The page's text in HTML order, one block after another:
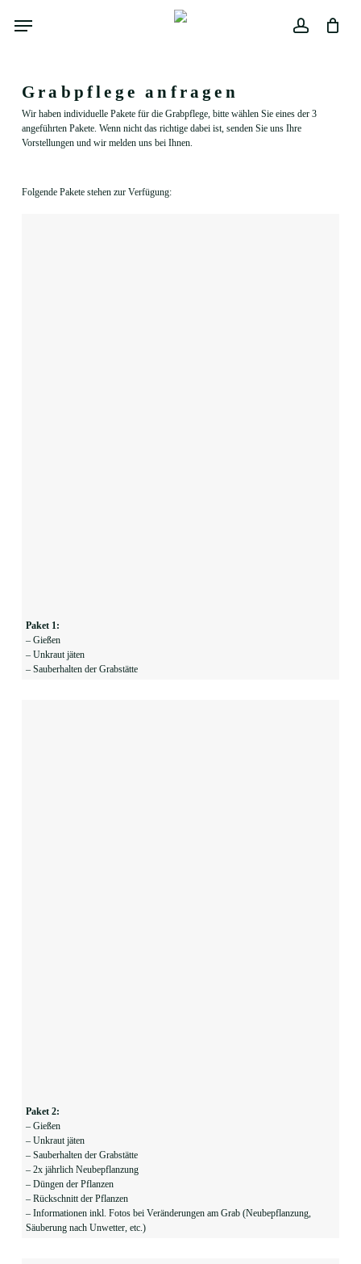
account
Menu
Close
Grabpflege anfragen
Wir haben individuelle Pakete für die Grabpflege, bitte wählen Sie eines der 3
angeführten Pakete. Wenn nicht das richtige dabei ist, senden Sie uns Ihre
Vorstellungen und wir melden uns bei Ihnen.
Folgende Pakete stehen zur Verfügung:
Paket 1:
– Gießen
– Unkraut jäten
– Sauberhalten der Grabstätte
Paket 2:
– Gießen
– Unkraut jäten
– Sauberhalten der Grabstätte
– 2x jährlich Neubepflanzung
– Düngen der Pflanzen
– Rückschnitt der Pflanzen
– Informationen inkl. Fotos bei Veränderungen am Grab (Neubepflanzung,
Säuberung nach Unwetter, etc.)